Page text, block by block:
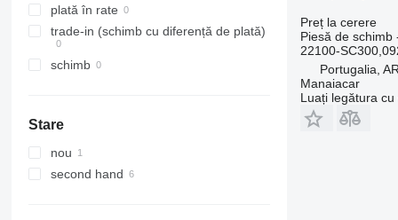
Vito
SD
Terberg
VNL
plată în rate
trade-in (schimb cu diferență de plată)
schimb
Stare
nou
second hand
Preț la cerere
Piesă de schimb
22100-
Portugalia,
Manaiacar
Luați legătura